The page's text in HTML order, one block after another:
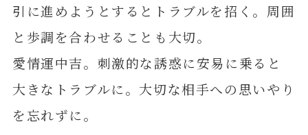
引に進めようとするとトラブルを招く。周囲
と歩調を合わせることも大切。
愛情運中吉。刺激的な誘惑に安易に乗ると
大きなトラブルに。大切な相手への思いやり
を忘れずに。